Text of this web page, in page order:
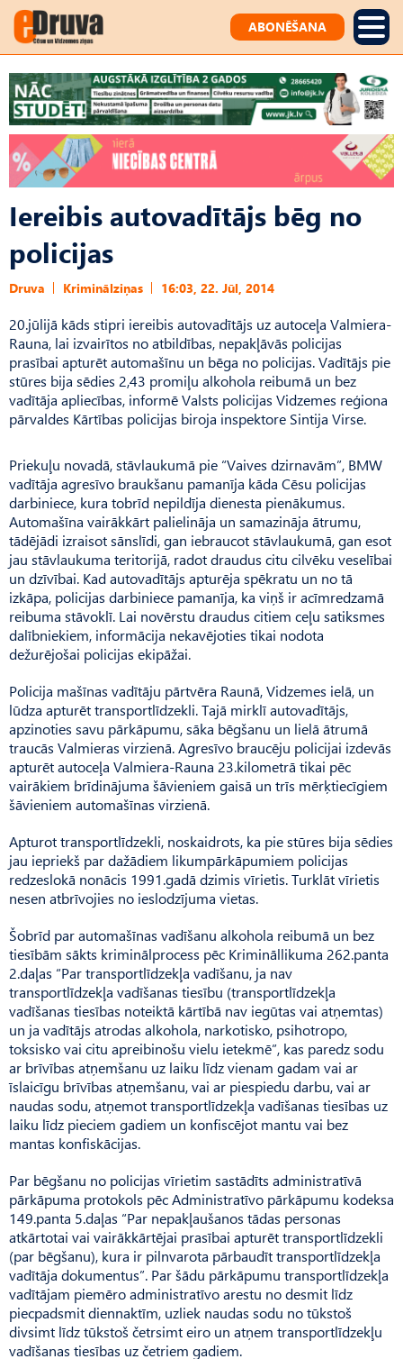
ABONĒŠANA
Iereibis autovadītājs bēg no
policijas
Druva Kriminālziņas 16:03, 22. Jūl, 2014
20.jūlijā kāds stipri iereibis autovadītājs uz autoceļa Valmiera-
Rauna, lai izvairītos no atbildības, nepakļāvās policijas
prasībai apturēt automašīnu un bēga no policijas. Vadītājs pie
stūres bija sēdies 2,43 promiļu alkohola reibumā un bez
vadītāja apliecības, informē Valsts policijas Vidzemes reģiona
pārvaldes Kārtības policijas biroja inspektore Sintija Virse.
Priekuļu novadā, stāvlaukumā pie “Vaives dzirnavām”, BMW
vadītāja agresīvo braukšanu pamanīja kāda Cēsu policijas
darbiniece, kura tobrīd nepildīja dienesta pienākumus.
Automašīna vairākkārt palielināja un samazināja ātrumu,
tādējādi izraisot sānslīdi, gan iebraucot stāvlaukumā, gan esot
jau stāvlaukuma teritorijā, radot draudus citu cilvēku veselībai
un dzīvībai. Kad autovadītājs apturēja spēkratu un no tā
izkāpa, policijas darbiniece pamanīja, ka viņš ir acīmredzamā
reibuma stāvoklī. Lai novērstu draudus citiem ceļu satiksmes
dalībniekiem, informācija nekavējoties tikai nodota
dežurējošai policijas ekipāžai.
Policija mašīnas vadītāju pārtvēra Raunā, Vidzemes ielā, un
lūdza apturēt transportlīdzekli. Tajā mirklī autovadītājs,
apzinoties savu pārkāpumu, sāka bēgšanu un lielā ātrumā
traucās Valmieras virzienā. Agresīvo braucēju policijai izdevās
apturēt autoceļa Valmiera-Rauna 23.kilometrā tikai pēc
vairākiem brīdinājuma šāvieniem gaisā un trīs mērķtiecīgiem
šāvieniem automašīnas virzienā.
Apturot transportlīdzekli, noskaidrots, ka pie stūres bija sēdies
jau iepriekš par dažādiem likumpārkāpumiem policijas
redzeslokā nonācis 1991.gadā dzimis vīrietis. Turklāt vīrietis
nesen atbrīvojies no ieslodzījuma vietas.
Šobrīd par automašīnas vadīšanu alkohola reibumā un bez
tiesībām sākts kriminālprocess pēc Krimināllikuma 262.panta
2.daļas “Par transportlīdzekļa vadīšanu, ja nav
transportlīdzekļa vadīšanas tiesību (transportlīdzekļa
vadīšanas tiesības noteiktā kārtībā nav iegūtas vai atņemtas)
un ja vadītājs atrodas alkohola, narkotisko, psihotropo,
toksisko vai citu apreibinošu vielu ietekmē”, kas paredz sodu
ar brīvības atņemšanu uz laiku līdz vienam gadam vai ar
īslaicīgu brīvības atņemšanu, vai ar piespiedu darbu, vai ar
naudas sodu, atņemot transportlīdzekļa vadīšanas tiesības uz
laiku līdz pieciem gadiem un konfiscējot mantu vai bez
mantas konfiskācijas.
Par bēgšanu no policijas vīrietim sastādīts administratīvā
pārkāpuma protokols pēc Administratīvo pārkāpumu kodeksa
149.panta 5.daļas “Par nepakļaušanos tādas personas
atkārtotai vai vairākkārtējai prasībai apturēt transportlīdzekli
(par bēgšanu), kura ir pilnvarota pārbaudīt transportlīdzekļa
vadītāja dokumentus”. Par šādu pārkāpumu transportlīdzekļa
vadītājam piemēro administratīvo arestu no desmit līdz
piecpadsmit diennaktīm, uzliek naudas sodu no tūkstoš
divsimt līdz tūkstoš četrsimt eiro un atņem transportlīdzekļu
vadīšanas tiesības uz četriem gadiem.